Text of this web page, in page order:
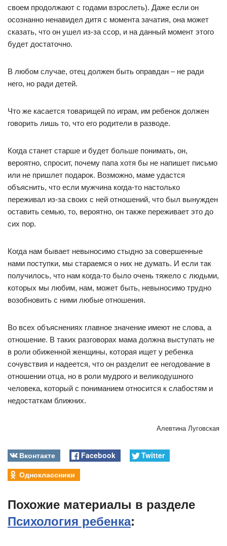
своем продолжают с годами взрослеть). Даже если он
осознанно ненавидел дитя с момента зачатия, она может
сказать, что он ушел из-за ссор, и на данный момент этого
будет достаточно.
В любом случае, отец должен быть оправдан – не ради
него, но ради детей.
Что же касается товарищей по играм, им ребенок должен
говорить лишь то, что его родители в разводе.
Когда станет старше и будет больше понимать, он,
вероятно, спросит, почему папа хотя бы не напишет письмо
или не пришлет подарок. Возможно, маме удастся
объяснить, что если мужчина когда-то настолько
переживал из-за своих с ней отношений, что был вынужден
оставить семью, то, вероятно, он также переживает это до
сих пор.
Когда нам бывает невыносимо стыдно за совершенные
нами поступки, мы стараемся о них не думать. И если так
получилось, что нам когда-то было очень тяжело с людьми,
которых мы любим, нам, может быть, невыносимо трудно
возобновить с ними любые отношения.
Во всех объяснениях главное значение имеют не слова, а
отношение. В таких разговорах мама должна выступать не
в роли обиженной женщины, которая ищет у ребенка
сочувствия и надеется, что он разделит ее негодование в
отношении отца, но в роли мудрого и великодушного
человека, который с пониманием относится к слабостям и
недостаткам ближних.
Алевтина Луговская
Вконтакте Facebook
Twitter
Одноклассники
Похожие материалы в разделе
Психология ребенка: